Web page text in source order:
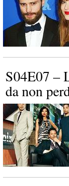
S04E07 –
da non